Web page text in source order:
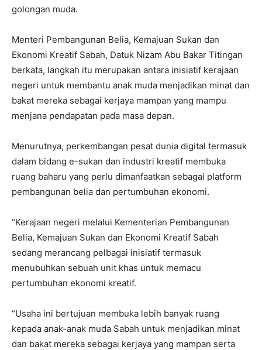
golongan muda.
Menteri Pembangunan Belia, Kemajuan Sukan dan
Ekonomi Kreatif Sabah, Datuk Nizam Abu Bakar Titingan
berkata, langkah itu merupakan antara inisiatif kerajaan
negeri untuk membantu anak muda menjadikan minat dan
bakat mereka sebagai kerjaya mampan yang mampu
menjana pendapatan pada masa depan.
Menurutnya, perkembangan pesat dunia digital termasuk
dalam bidang e-sukan dan industri kreatif membuka
ruang baharu yang perlu dimanfaatkan sebagai platform
pembangunan belia dan pertumbuhan ekonomi.
“Kerajaan negeri melalui Kementerian Pembangunan
Belia, Kemajuan Sukan dan Ekonomi Kreatif Sabah
sedang merancang pelbagai inisiatif termasuk
menubuhkan sebuah unit khas untuk memacu
pertumbuhan ekonomi kreatif.
“Usaha ini bertujuan membuka lebih banyak ruang
kepada anak-anak muda Sabah untuk menjadikan minat
dan bakat mereka sebagai kerjaya yang mampan serta